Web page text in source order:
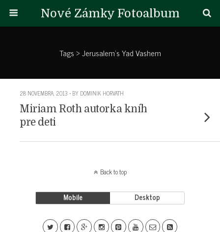
Nové Zámky Fotoalbum
Tags › Jerusalem’s Yad Vashem
28 NOVEMBRA, 2013 • BY DOMINIK HORVATH
Miriam Roth autorka kníh
pre deti
Back to top
Mobile Desktop